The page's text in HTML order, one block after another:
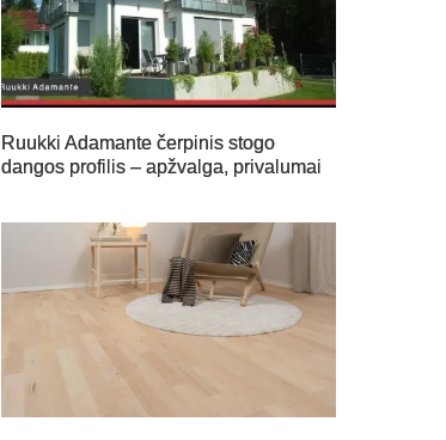
Ruukki Adamante čerpinis stogo
dangos profilis – apžvalga, privalumai